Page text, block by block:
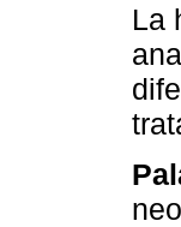
La